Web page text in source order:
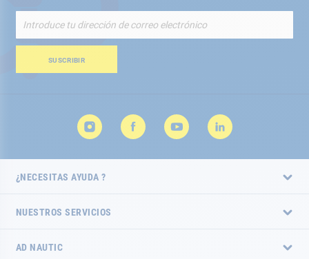
nuestro
de
SUSCRIBIR
¿NECESITAS AYUDA ?
NUESTROS SERVICIOS
AD NAUTIC